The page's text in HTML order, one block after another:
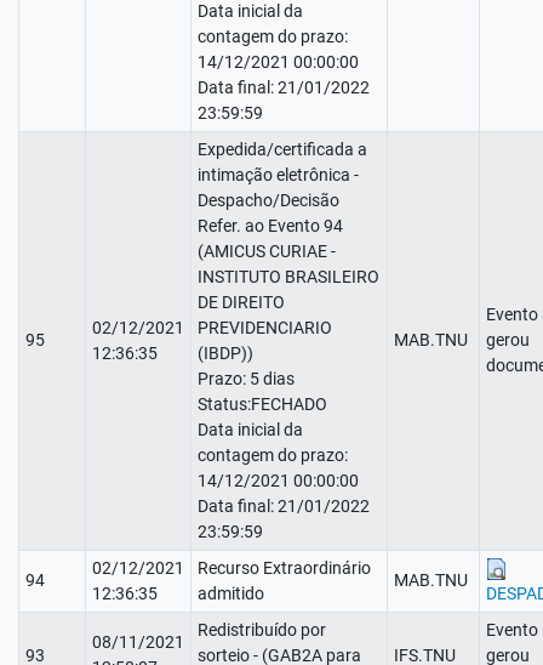
Data inicial da
contagem do prazo:
14/12/2021 00:00:00
Data final: 21/01/2022
23:59:59
95
02/12/2021
12:36:35
Expedida/certificada a
intimação eletrônica -
Despacho/Decisão
Refer. ao Evento 94
(AMICUS CURIAE -
INSTITUTO BRASILEIRO
DE DIREITO
PREVIDENCIARIO
(IBDP))
Prazo: 5 dias
Status:FECHADO
Data inicial da
contagem do prazo:
14/12/2021 00:00:00
Data final: 21/01/2022
23:59:59
MAB.TNU
Evento
gerou
94
02/12/2021
12:36:35
Recurso Extraordinário
admitido
MAB.TNU
93
08/11/2021
Redistribuído por
sorteio - (GAB2A para
IFS.TNU
Evento
gerou